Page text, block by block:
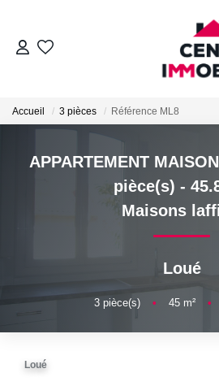
ACHETER
LOUER
Déposer Un
FAIRE
Accueil 3 pièces Référence ML8
APPARTEMENT
pièce(s) -
Maisons
Loué
3pièce(s) • 45m² •
Loué